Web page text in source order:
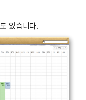
있습니다.